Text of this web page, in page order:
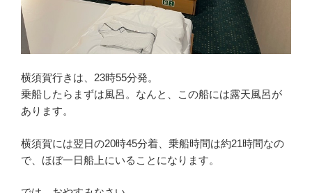
横須賀行きは、23時55分発。
乗船したらまずは風呂。なんと、この船には露天風呂が
あります。
横須賀には翌日の20時45分着、乗船時間は約21時間なの
で、ほぼ一日船上にいることになります。